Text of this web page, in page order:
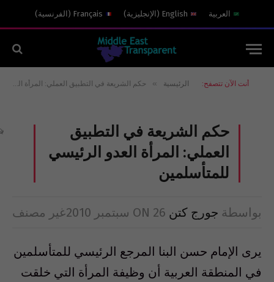
العربية English
( الإنجليزية)
Français
( الفرنسية)
أنت الآن تتصفح: الرئيسية » حكم الشريعة في التطبيق العملي: المرأة العدو الرئيسي للمتأسلمين
حكم الشريعة في التطبيق
العملي: المرأة العدو الرئيسي
للمتأسلمين
بواسطة جورج كتن ON 26 سبتمبر 2010 غير مصنف
يرى الإمام حسن البنا المرجع الرئيسي للمتأسلمين
في المنطقة العربية أن وظيفة المرأة التي خلقت